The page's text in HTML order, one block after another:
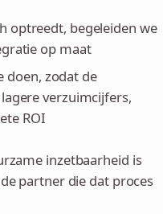
optreedt, begeleiden we
op maat
zodat de
verzuimcijfers,
ROI
inzetbaarheid is
partner die dat proces